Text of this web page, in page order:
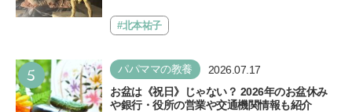
催…#北本祐子
5 パパママの教養 2026.07.17
お盆は《祝日》じゃない？ 2026年のお盆休み
や銀行・役所の営業や交通機関情報も紹介